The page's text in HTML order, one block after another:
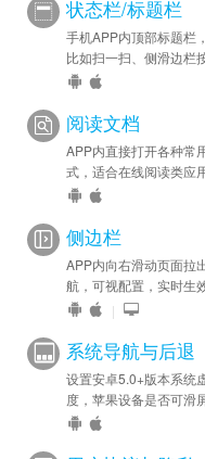
状态栏/标题栏
手机APP内顶部标题栏
比如扫一扫、侧滑边栏按
阅读文档
APP内直接打开各种常
式，适合在线阅读类应用
侧边栏
APP内向右滑动页面拉
航，可视配置，实时生效
|
系统导航与后退
设置安卓5.0+版本系统
度，苹果设备是否可滑